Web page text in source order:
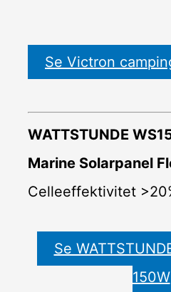
Se Victron
WATTSTUNDE
Marine Solarpanel
Celleeffektivitet
Se
150W